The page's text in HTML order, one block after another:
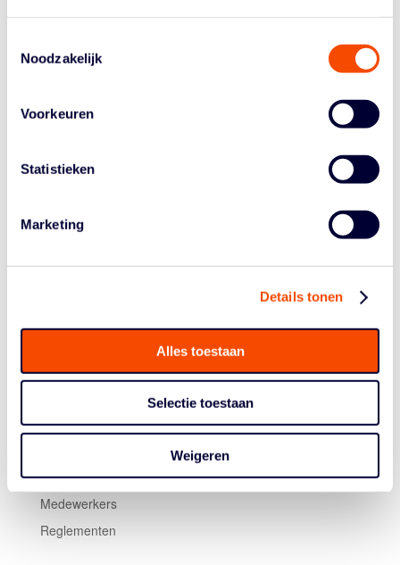
Noodzakelijk
Voorkeuren
Statistieken
Marketing
Details tonen
Alles toestaan
Selectie toestaan
Weigeren
De Europese Kampioenschappen vinden in 2025 in vier
verschillende landen plaats. De eerste drie teams
in de poule.
Edit: in een eerdere versie van dit artikel stond dat
klopt niet: Nederland moet één land voorblijven om zich
te plaatsen voor het EK.
Historie
Bestuur En Commissies
Medewerkers
Reglementen